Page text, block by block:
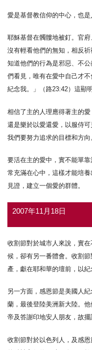
愛是基督教信仰的中心，也
耶穌基督在髑髏地被釘。官
沒有輕看他們的無知，相反
知道他們的行為是邪惡、不
們看見，唯有在愛中自己才
紀念我。」（路23:42）這顯
相信了主的人理應得著主的
還是樂於以愛還愛，以服侍
我們要努力追求的目標和方向
要活在主的愛中，實不能單
常充滿在心中，這樣才能培
見證，建立一個愛的群體。
2007年11月18日
收割節對於城市人來說，實
候，卻有另一番體會。收割
產，獻在耶和華的壇前，以
另一方面，感恩節是美國人
蘭，最後登陸美洲新大陸。
帝及答謝印地安人朋友，故
收割節對於以色列人，及感